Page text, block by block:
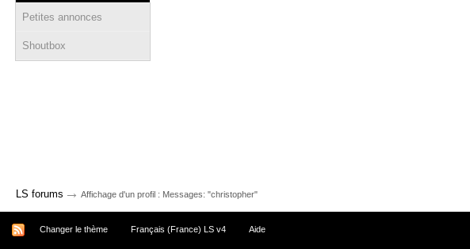
Petites annonces
Shoutbox
LS forums → Affichage d'un profil : Messages: "christopher"
Changer le thème Français (France) LS v4 Aide